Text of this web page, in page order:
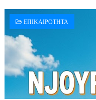
ΕΠΙΚΑΙΡΟΤΗΤΑ